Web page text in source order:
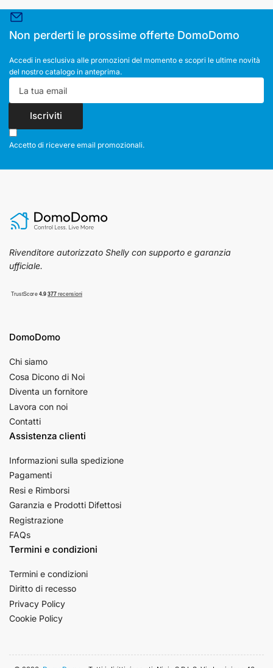
Non perderti le prossime offerte DomoDomo
Accedi in esclusiva alle promozioni del momento e scopri le ultime novità
del nostro catalogo in anteprima.
La
tua
email
Iscriviti
Accetto di ricevere email promozionali.
Rivenditore autorizzato Shelly con supporto e garanzia
ufficiale.
DomoDomo
Chi siamo
Cosa Dicono di Noi
Diventa un fornitore
Lavora con noi
Contatti
Assistenza clienti
Informazioni sulla spedizione
Pagamenti
Resi e Rimborsi
Garanzia e Prodotti Difettosi
Registrazione
FAQs
Termini e condizioni
Termini e condizioni
Diritto di recesso
Privacy Policy
Cookie Policy